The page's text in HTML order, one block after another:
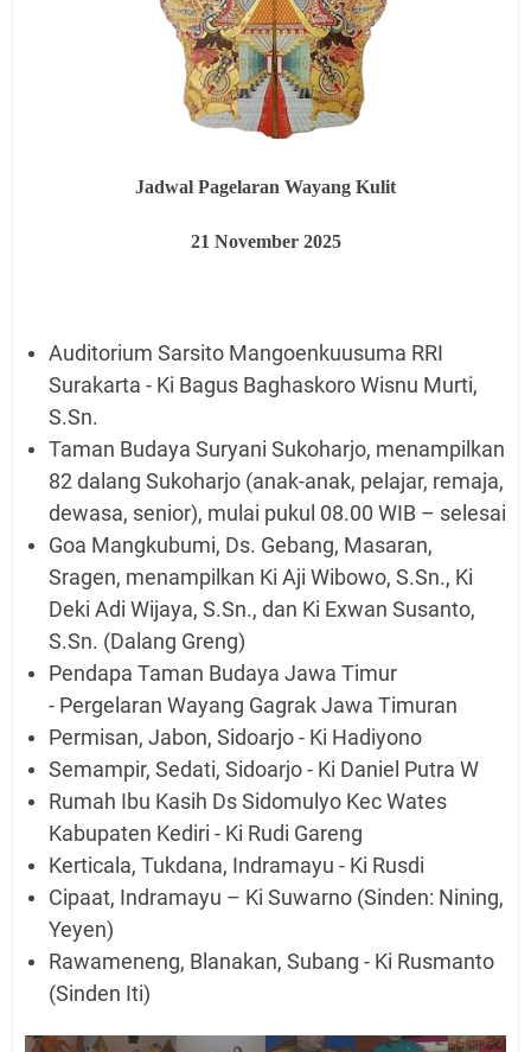
Jadwal Pagelaran Wayang Kulit
21 November 2025
Auditorium Sarsito Mangoenkuusuma RRI
Surakarta - Ki Bagus Baghaskoro Wisnu Murti,
S.Sn.
Taman Budaya Suryani Sukoharjo, menampilkan
82 dalang Sukoharjo (anak-anak, pelajar, remaja,
dewasa, senior), mulai pukul 08.00 WIB – selesai
Goa Mangkubumi, Ds. Gebang, Masaran,
Sragen, menampilkan Ki Aji Wibowo, S.Sn., Ki
Deki Adi Wijaya, S.Sn., dan Ki Exwan Susanto,
S.Sn. (Dalang Greng)
Pendapa Taman Budaya Jawa Timur
- Pergelaran Wayang Gagrak Jawa Timuran
Permisan, Jabon, Sidoarjo - Ki Hadiyono
Semampir, Sedati, Sidoarjo - Ki Daniel Putra W
Rumah Ibu Kasih Ds Sidomulyo Kec Wates
Kabupaten Kediri - Ki Rudi Gareng
Kerticala, Tukdana, Indramayu - Ki Rusdi
Cipaat, Indramayu – Ki Suwarno (Sinden: Nining,
Yeyen)
Rawameneng, Blanakan, Subang - Ki Rusmanto
(Sinden Iti)